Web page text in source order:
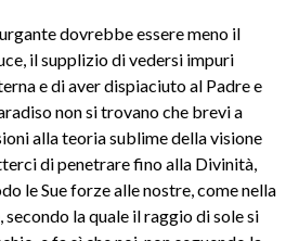
dovrebbe essere meno il
il supplizio di vedersi impuri
e di aver dispiaciuto al Padre e
non si trovano che brevi a
alla teoria sublime della visione
di penetrare fino alla Divinità,
le Sue forze alle nostre, come nella
la quale il raggio di sole si